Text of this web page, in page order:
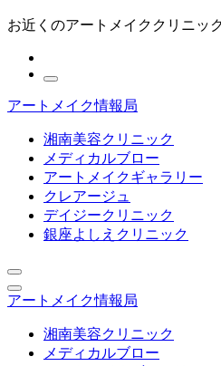
お近くのアートメイククリニッ
アートメイク情報局
湘南美容クリニック
メディカルブロー
アートメイクギャラリー
クレアージュ
デイジークリニック
銀座よしえクリニック
アートメイク情報局
湘南美容クリニック
メディカルブロー